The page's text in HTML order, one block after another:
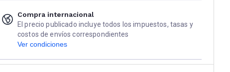
Compra internacional
El precio publicado incluye todos los impuestos, tasas y
costos de envíos correspondientes
Ver condiciones